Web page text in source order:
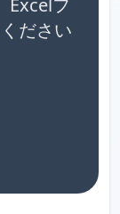
Excelフ
ださい